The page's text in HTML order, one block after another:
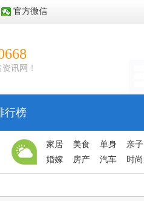
官方微信
讯网！
行榜
家居 美食 单身
亲子
婚嫁
房产 汽车 时尚